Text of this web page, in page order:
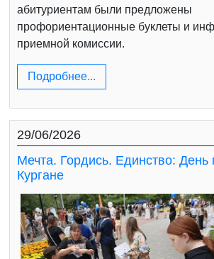
абитуриентам были предложены
профориентационные буклеты и
приемной комиссии.
Подробнее...
29/06/2026
Мечта. Гордись. Единство:
Кургане